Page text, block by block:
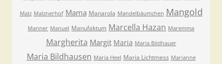
Malz Malznerhof Mama Manarola Mandelbäumchen Mangold
Manner Manuel Manufaktum Marcella Hazan Maremma
Margherita Margit Maria Maria Bildhauer
Maria Bildhausen Maria Heel Maria Lichtmess Marianne